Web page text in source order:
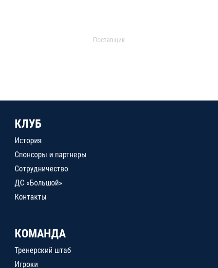
Поставщик
КЛУБ
История
Спонсоры и партнеры
Сотрудничество
ДС «Большой»
Контакты
КОМАНДА
Тренерский штаб
Игроки